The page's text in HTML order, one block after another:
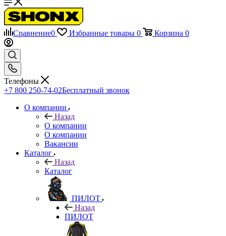
Сравнение0 Избранные товары 0 Корзина 0
Телефоны
+7 800 250-74-02Бесплатный звонок
О компании
Назад
О компании
О компании
Вакансии
Каталог
Назад
Каталог
ПИЛОТ
Назад
ПИЛОТ